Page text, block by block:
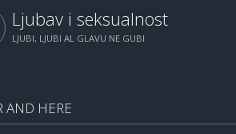
Ljubav i seksualnost
LJUBI, LJUBI AL GLAVU NE GUBI
AND HERE